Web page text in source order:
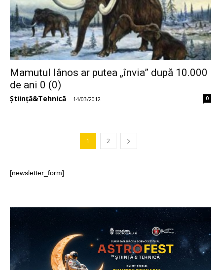
Mamutul lânos ar putea „învia” după 10.000
de ani 0 (0)
Știință&Tehnică - 14/03/2012 0
1 2
[newsletter_form]